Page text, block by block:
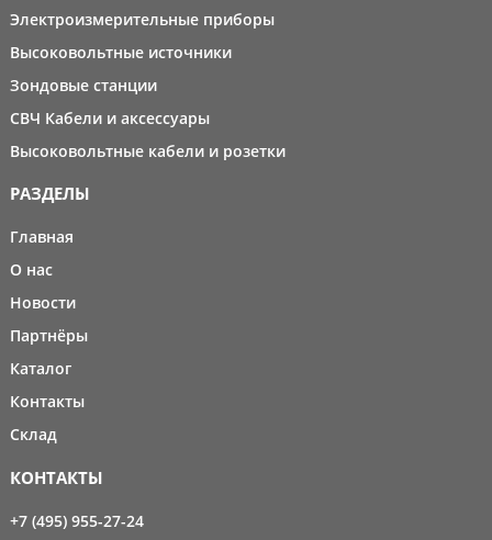
Электроизмерительные приборы
Высоковольтные источники
Зондовые станции
СВЧ Кабели и аксессуары
Высоковольтные кабели и розетки
РАЗДЕЛЫ
Главная
О нас
Новости
Партнёры
Каталог
Контакты
Склад
КОНТАКТЫ
+7 (495) 955-27-24